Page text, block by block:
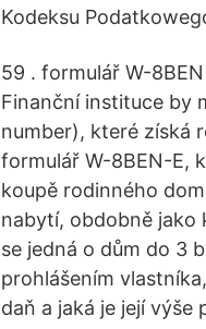
Kodeksu
59 . formulář W-
Finanční instituce by
number), které získá
formulář W-8BEN-E,
koupě rodinného
nabytí, obdobně jako
se jedná o dům do 3
prohlášením
daň a jaká je její výše